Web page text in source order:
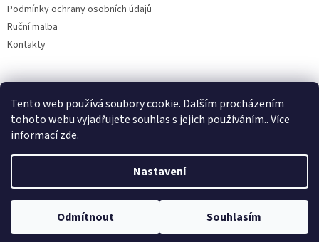
Tento web používá soubory cookie. Dalším procházením
tohoto webu vyjadřujete souhlas s jejich používáním.. Více
informacízde.
Nastavení
Odmítnout Souhlasím
Podmínky ochrany osobních údajů
Ruční malba
Kontakty
Facebook
Copyright 2026Bohemia porcelán 1987 . Všechna práva vyhrazena.